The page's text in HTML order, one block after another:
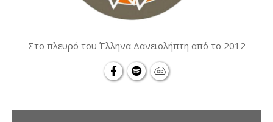
Στο πλευρό του Έλληνα Δανειολήπτη από το 2012